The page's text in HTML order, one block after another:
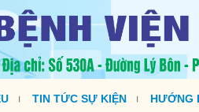
TIN TỨC SỰ KIỆN HƯỚNG